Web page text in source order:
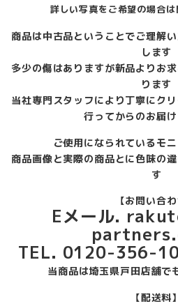
詳しい写真をご希望の場合
商品は中古品ということでご理解
します
多少の傷はありますが新品よりお
ります
当社専門スタッフにより丁寧にク
行ってからのお届
ご使用になられているモ
商品画像と実際の商品とに色味の
す
【お問い合わ
Eメール.
TEL. 0120-356-
当商品は埼玉県戸田店舗で
【配送料】